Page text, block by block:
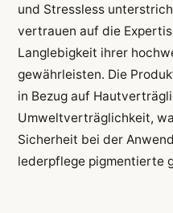
und Stressless
vertrauen auf die
Langlebigkeit ihrer
gewährleisten. Die
in Bezug auf
Umweltverträglichkeit,
Sicherheit bei der
lederpflege pigmentierte